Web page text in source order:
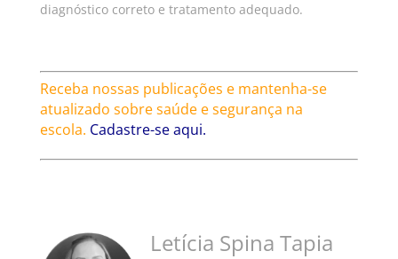
diagnóstico correto e tratamento adequado.
Receba nossas publicações e mantenha-se
atualizado sobre saúde e segurança na
escola. Cadastre-se aqui.
Letícia Spina Tapia